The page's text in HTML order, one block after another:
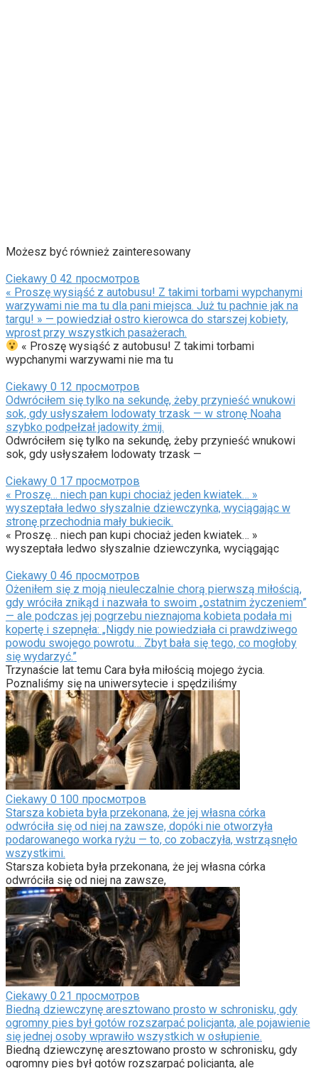
Możesz być również zainteresowany
Ciekawy 0 42 просмотров
« Proszę wysiąść z autobusu! Z takimi torbami wypchanymi
warzywami nie ma tu dla pani miejsca. Już tu pachnie jak na
targu! » — powiedział ostro kierowca do starszej kobiety,
wprost przy wszystkich pasażerach.
« Proszę wysiąść z autobusu! Z takimi torbami
wypchanymi warzywami nie ma tu
Ciekawy 0 12 просмотров
Odwróciłem się tylko na sekundę, żeby przynieść wnukowi
sok, gdy usłyszałem lodowaty trzask — w stronę Noaha
szybko podpełzał jadowity żmij.
Odwróciłem się tylko na sekundę, żeby przynieść wnukowi
sok, gdy usłyszałem lodowaty trzask —
Ciekawy 0 17 просмотров
« Proszę… niech pan kupi chociaż jeden kwiatek… »
wyszeptała ledwo słyszalnie dziewczynka, wyciągając w
stronę przechodnia mały bukiecik.
« Proszę… niech pan kupi chociaż jeden kwiatek… »
wyszeptała ledwo słyszalnie dziewczynka, wyciągając
Ciekawy 0 46 просмотров
Ożeniłem się z moją nieuleczalnie chorą pierwszą miłością,
gdy wróciła znikąd i nazwała to swoim „ostatnim życzeniem”
— ale podczas jej pogrzebu nieznajoma kobieta podała mi
kopertę i szepnęła: „Nigdy nie powiedziała ci prawdziwego
powodu swojego powrotu… Zbyt bała się tego, co mogłoby
się wydarzyć.”
Trzynaście lat temu Cara była miłością mojego życia.
Poznaliśmy się na uniwersytecie i spędziliśmy
Ciekawy 0 100 просмотров
Starsza kobieta była przekonana, że jej własna córka
odwróciła się od niej na zawsze, dopóki nie otworzyła
podarowanego worka ryżu — to, co zobaczyła, wstrząsnęło
wszystkimi.
Starsza kobieta była przekonana, że jej własna córka
odwróciła się od niej na zawsze,
Ciekawy 0 21 просмотров
Biedną dziewczynę aresztowano prosto w schronisku, gdy
ogromny pies był gotów rozszarpać policjanta, ale pojawienie
się jednej osoby wprawiło wszystkich w osłupienie.
Biedną dziewczynę aresztowano prosto w schronisku, gdy
ogromny pies był gotów rozszarpać policjanta, ale